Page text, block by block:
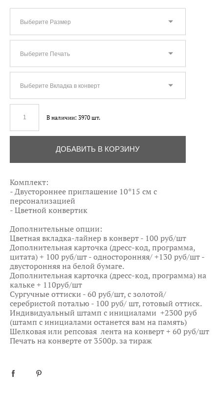
Выберите Размер
Выберите Печать
Выберите Вкладка в конверт
В наличии: 3970шт.
ДОБАВИТЬ В КОРЗИНУ
Комплект:
- Двустороннее приглашение 10*15 см с
персонализацией
- Цветной конвертик
Дополнительные опции:
Цветная вкладка-лайнер в конверт - 100 руб/шт
Дополнительная карточка (дресс-код, программа,
цитата) + 100 руб/шт - односторонняя/ +130 руб/шт -
двусторонняя на белой бумаге.
Дополнительная карточка (дресс-код, программа) на
кальке + 110руб/шт
Сургучные оттиски - 60 руб/шт, с золотой/
серебристой поталью - 100 руб/ шт, готовый оттиск.
Индивидуальный штамп с инициалами +2300 руб
(штамп с инициалами останется вам на память)
Шелковая или репсовая лента на конверт + 60 руб/шт
Печать на конверте от 3500р. за тираж